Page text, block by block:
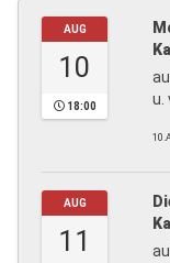
AUG
10
18:00
u.
AUG
11